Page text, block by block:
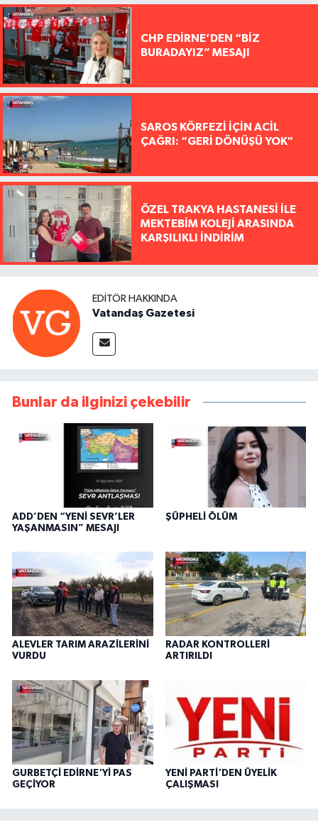
CHP EDİRNE’DEN “BİZ
BURADAYIZ” MESAJI
SAROS KÖRFEZİ İÇİN ACİL
ÇAĞRI: “GERİ DÖNÜŞÜ YOK"
ÖZEL TRAKYA HASTANESİ İLE
MEKTEBİM KOLEJİ ARASINDA
KARŞILIKLI İNDİRİM
EDITÖR HAKKINDA
Vatandaş Gazetesi
Bunlar da ilginizi çekebilir
ADD’DEN “YENİ SEVR’LER
YAŞANMASIN” MESAJI
ŞÜPHELİ ÖLÜM
ALEVLER TARIM ARAZİLERİNİ
VURDU
RADAR KONTROLLERİ
ARTIRILDI
GURBETÇİ EDİRNE'Yİ PAS
GEÇİYOR
YENİ PARTİ'DEN ÜYELİK
ÇALIŞMASI